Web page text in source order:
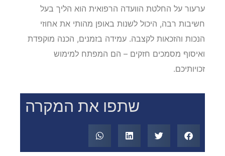
ערעור על החלטת הוועדה הרפואית הוא הליך בעל
חשיבות רבה, היכול לשנות באופן מהותי את אחוזי
הנכות והזכאות לקצבה. עמידה בזמנים, הכנה מוקפדת
ואיסוף מסמכים חזקים – הם המפתח למימוש
זכויותיכם.
שתפו את המקרה